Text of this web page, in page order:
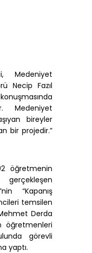
Medeniyet
Necip Fazıl
Medeniyet
bireyler
bir projedir.”
öğretmenin
gerçekleşen
“Kapanış
temsilen
Derda
öğretmenleri
görevli
yaptı.